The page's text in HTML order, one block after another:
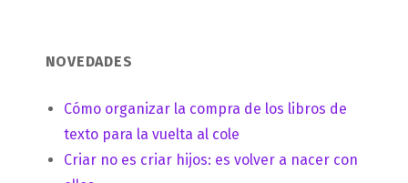
NOVEDADES
Cómo organizar la compra de los libros de
texto para la vuelta al cole
Criar no es criar hijos: es volver a nacer con